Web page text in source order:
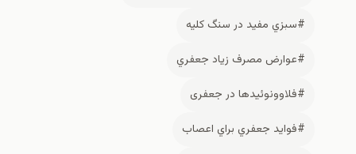
#سبزي مفيد در سنگ كليه
#عوارض مصرف زياد جعفري
#فلاوونوئیدها در جعفری
#فوايد جعفري براي اعصاب